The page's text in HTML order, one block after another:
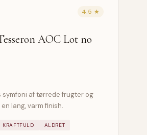
4.5 ★
AOC Lot no
symfoni af tørrede frugter og
lang, varm finish.
KRAFTFULD ALDRET